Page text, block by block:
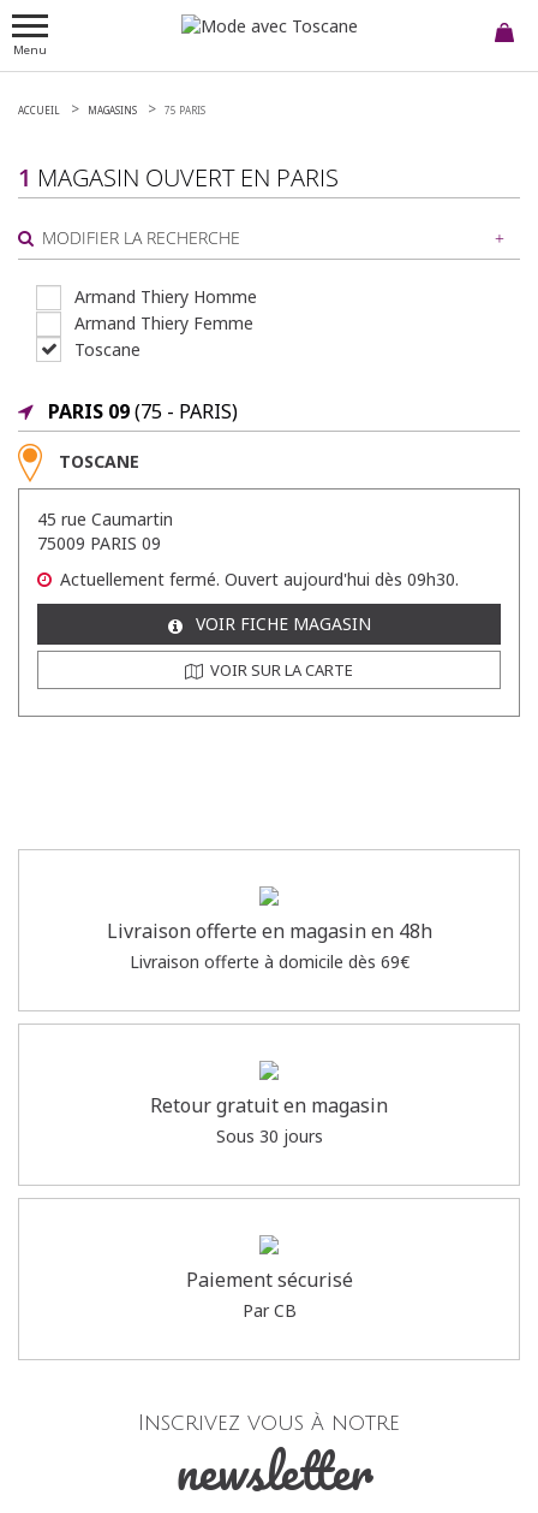
Menu
ACCUEIL MAGASINS 75 PARIS
1 MAGASIN OUVERT EN PARIS
MODIFIER LA RECHERCHE
Armand Thiery Homme
Armand Thiery Femme
Toscane
PARIS 09(75 - PARIS)
TOSCANE
45 rue Caumartin
75009 PARIS 09
Actuellement fermé. Ouvert aujourd'hui dès 09h30.
VOIR FICHE MAGASIN
VOIR SUR LA CARTE
Livraison offerte en magasin en 48h
Livraison offerte à domicile dès 69€
Retour gratuit en magasin
Sous 30 jours
Paiement sécurisé
Par CB
Inscrivez vous à notre
newsletter